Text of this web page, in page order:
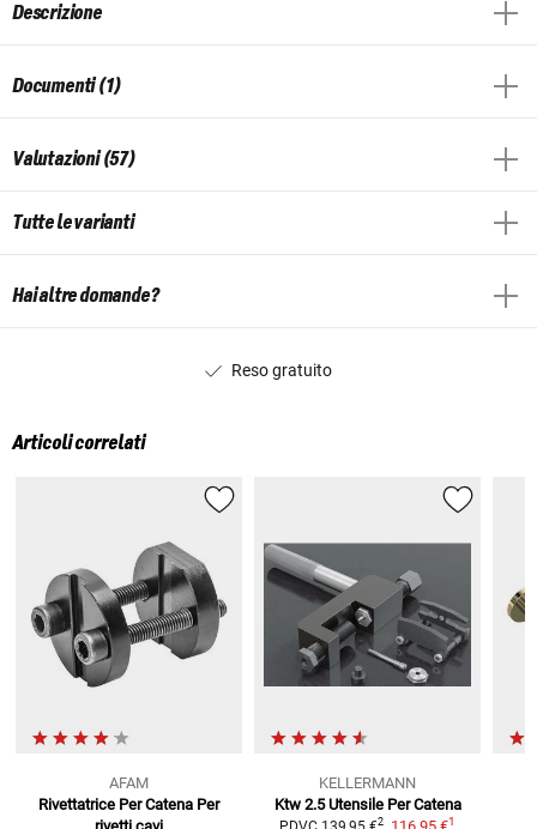
Descrizione
Documenti (1)
Valutazioni (57)
Tutte le varianti
Hai altre domande?
Reso gratuito
Articoli correlati
AFAM
Rivettatrice Per Catena Per
KELLERMANN
Ktw 2.5 Utensile Per Catena
2 1